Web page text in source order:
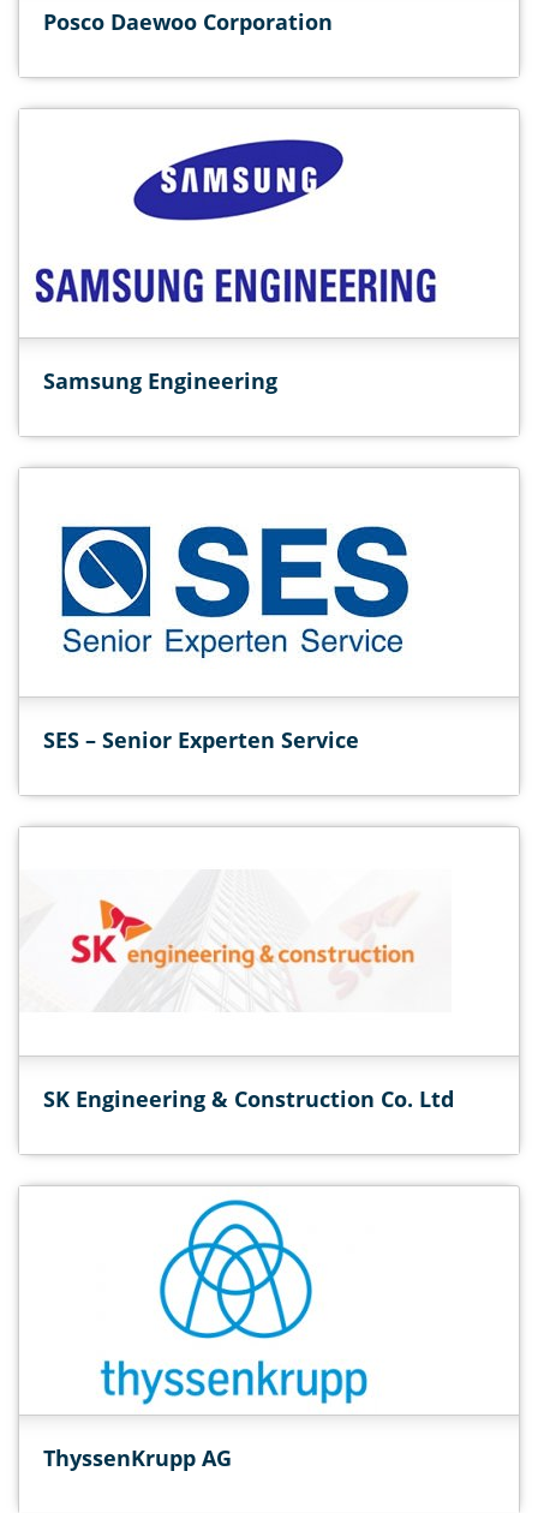
Posco Daewoo Corporation
Samsung Engineering
SES – Senior Experten Service
SK Engineering & Construction Co. Ltd
ThyssenKrupp AG